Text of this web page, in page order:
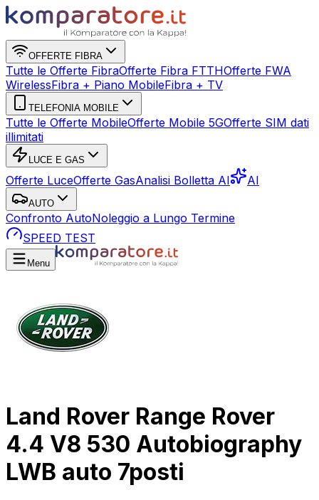
OFFERTE FIBRA
Tutte le Offerte FibraOfferte Fibra FTTHOfferte FWA
WirelessFibra + Piano MobileFibra + TV
TELEFONIA MOBILE
Tutte le Offerte MobileOfferte Mobile 5GOfferte SIM dati
illimitati
LUCE E GAS
Offerte LuceOfferte GasAnalisi Bolletta AI AI
AUTO
Confronto AutoNoleggio a Lungo Termine
SPEED TEST
Menu
Land Rover Range Rover
4.4 V8 530 Autobiography
LWB auto 7posti